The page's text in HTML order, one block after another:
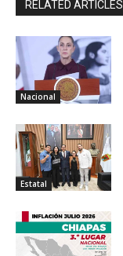
RELATED ARTICLES
Nacional
Estatal